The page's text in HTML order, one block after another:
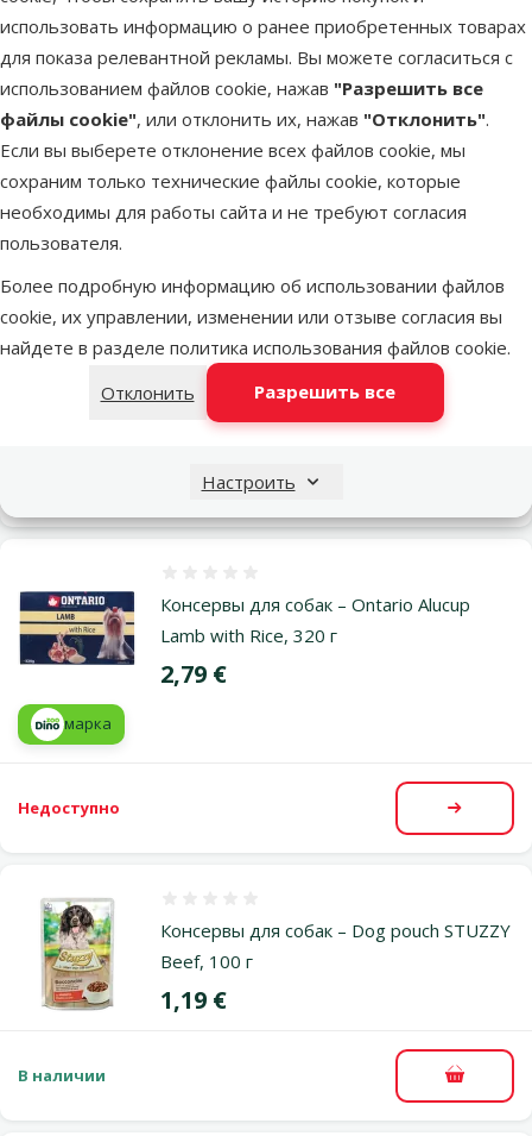
использовать информацию о ранее приобретенных товарах
для показа релевантной рекламы. Вы можете согласиться с
использованием файлов cookie, нажав "Разрешить все
файлы cookie", или отклонить их, нажав "Отклонить".
Если вы выберете отклонение всех файлов cookie, мы
сохраним только технические файлы cookie, которые
необходимы для работы сайта и не требуют согласия
пользователя.
Более подробную информацию об использовании файлов
cookie, их управлении, изменении или отзыве согласия вы
найдете в разделе политика использования файлов cookie.
Отклонить
Разрешить все
Настроить
Вес упаковки
Для кастрированных и
стерилизованных собак
Нет
Бренд
Номер в каталоге
EAN
4017721826129
Похожие продукты
Консервы для собак – Ontario Alucup
Chicken with vegetable, 320 г
Цена
2,79 €
марка
Консервы для собак – Ontario Alucup
Lamb with Rice, 320 г
Цена
2,79 €
марка
Недоступно
Консервы для собак – Dog pouch STUZZY
Beef, 100 г
Цена
1,19 €
В наличии В